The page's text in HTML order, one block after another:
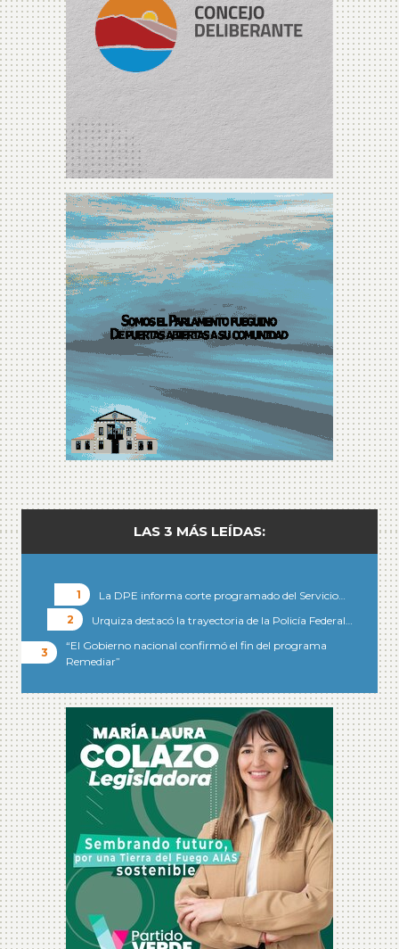
LAS 3 MÁS LEÍDAS:
La DPE informa corte programado del Servicio…
Urquiza destacó la trayectoria de la Policía Federal…
“El Gobierno nacional confirmó el fin del programa
Remediar”